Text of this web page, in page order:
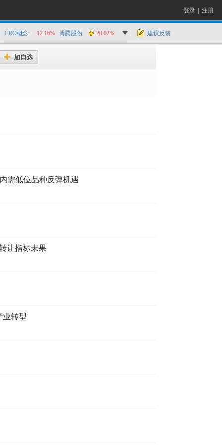
登录 注册
CRO概念 12.16% 博腾股份 20.02% 建议反馈
需低位品种反弹机遇
让指标未果
业转型